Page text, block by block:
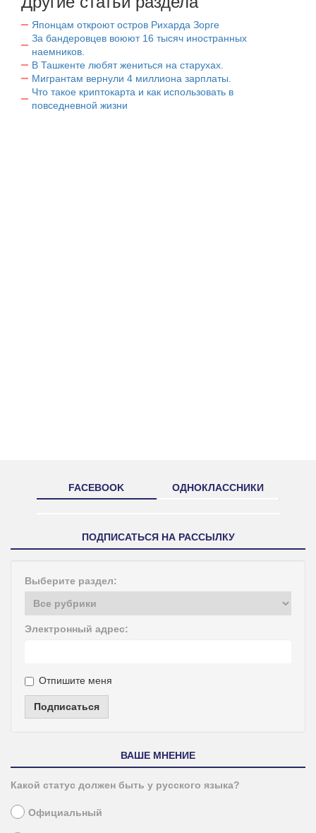
Японцам откроют остров Рихарда Зорге
За бандеровцев воюют 16 тысяч иностранных
наемников.
В Ташкенте любят жениться на старухах.
Мигрантам вернули 4 миллиона зарплаты.
Что такое криптокарта и как использовать в
повседневной жизни
FACEBOOK ОДНОКЛАССНИКИ
ПОДПИСАТЬСЯ НА РАССЫЛКУ
Выберите раздел:
Электронный адрес:
Отпишите меня
Подписаться
ВАШЕ МНЕНИЕ
Какой статус должен быть у русского языка?
Официальный